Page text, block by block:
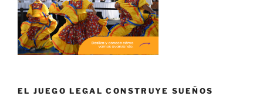
EL JUEGO LEGAL CONSTRUYE SUEÑOS